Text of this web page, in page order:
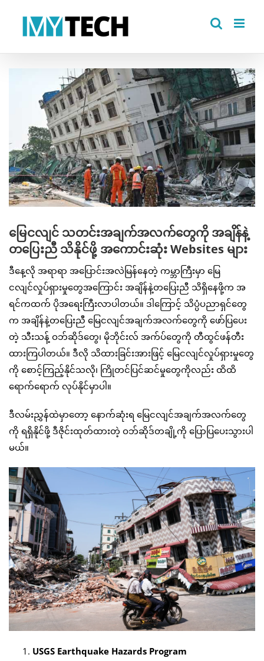
မြေငလျင် သတင်းအချက်အလက်တွေကို အချိန်နဲ့
တပြေးညီ သိနိုင်ဖို့ အကောင်းဆုံး Websites များ
ဒီနေ့လို အရာရာ အပြောင်းအလဲမြန်နေတဲ့ ကမ္ဘာကြီးမှာ မြေ
ငလျင်လှုပ်ရှားမှုတွေအကြောင်း အချိန်နဲ့တပြေးညီ သိရှိနေဖို့က အ
ရင်ကထက် ပိုအရေးကြီးလာပါတယ်။ ဒါကြောင့် သိပ္ပံပညာရှင်တွေ
က အချိန်နဲ့တပြေးညီ မြေငလျင်အချက်အလက်တွေကို ဖော်ပြပေး
တဲ့ သီးသန့် ဝဘ်ဆိုဒ်တွေ၊ မိုဘိုင်းလ် အက်ပ်တွေကို တီထွင်ဖန်တီး
ထားကြပါတယ်။ ဒီလို သိထားခြင်းအားဖြင့် မြေငလျင်လှုပ်ရှားမှုတွေ
ကို စောင့်ကြည့်နိုင်သလို၊ ကြိုတင်ပြင်ဆင်မှုတွေကိုလည်း ထိထိ
ရောက်ရောက် လုပ်နိုင်မှာပါ။
ဒီလမ်းညွှန်ထဲမှာတော့ နောက်ဆုံးရ မြေငလျင်အချက်အလက်တွေ
ကို ရရှိနိုင်ဖို့ ဒီဇိုင်းထုတ်ထားတဲ့ ဝဘ်ဆိုဒ်တချို့ကို ပြောပြပေးသွားပါ
မယ်။
USGS Earthquake Hazards Program